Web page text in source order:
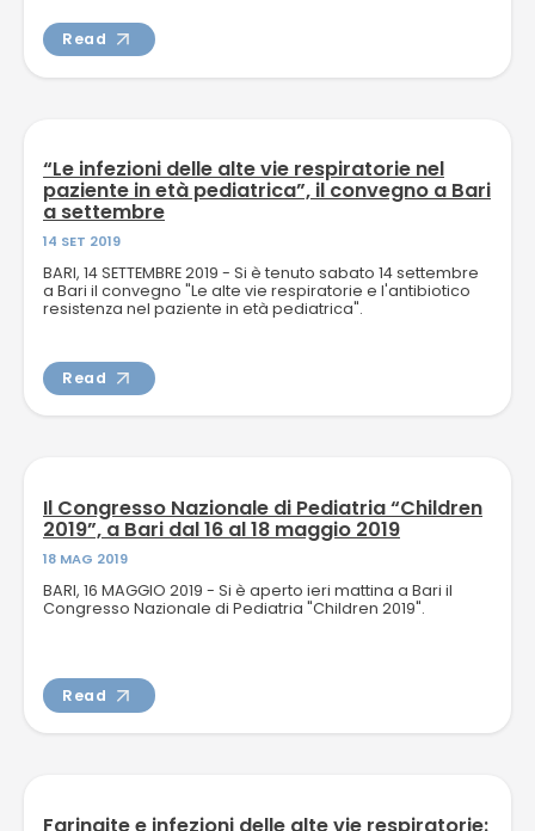
Read
“Le infezioni delle alte vie respiratorie nel
paziente in età pediatrica”, il convegno a Bari
a settembre
14 SET 2019
BARI, 14 SETTEMBRE 2019 - Si è tenuto sabato 14 settembre
a Bari il convegno "Le alte vie respiratorie e l'antibiotico
resistenza nel paziente in età pediatrica".
Read
Il Congresso Nazionale di Pediatria “Children
2019”, a Bari dal 16 al 18 maggio 2019
18 MAG 2019
BARI, 16 MAGGIO 2019 - Si è aperto ieri mattina a Bari il
Congresso Nazionale di Pediatria "Children 2019".
Read
Faringite e infezioni delle alte vie respiratorie: